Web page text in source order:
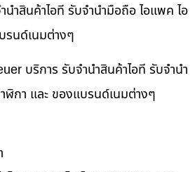
นำสินค้าไอที รับจำนำมือถือ ไอแพค ไอ
รนด์เนมต่างๆ
บริการ รับจำนำสินค้าไอที รับจำนำ
ฬิกา และ ของแบรนด์เนมต่างๆ